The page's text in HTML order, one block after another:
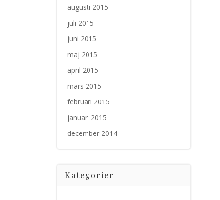
augusti 2015
juli 2015
juni 2015
maj 2015
april 2015
mars 2015
februari 2015
januari 2015
december 2014
Kategorier